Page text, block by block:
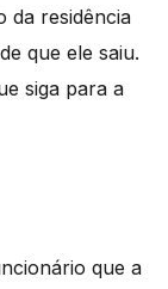
da residência
que ele saiu.
siga para a
que a